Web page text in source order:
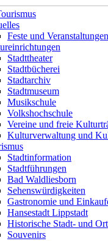
Feste und Veranstaltungen
Stadttheater
Stadtbücherei
Stadtarchiv
Stadtmuseum
Musikschule
Volkshochschule
Vereine und freie
Kulturverwaltung und
Stadtinformation
Stadtführungen
Bad Waldliesborn
Sehenswürdigkeiten
Gastronomie und
Hansestadt Lippstadt
Historische Stadt- und
Souvenirs